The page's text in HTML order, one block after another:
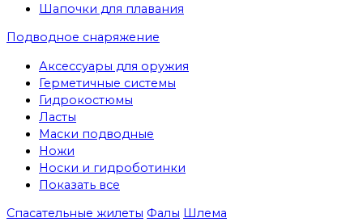
Шапочки для плавания
Подводное снаряжение
Аксессуары для оружия
Герметичные системы
Гидрокостюмы
Ласты
Маски подводные
Ножи
Носки и гидроботинки
Показать все
Спасательные жилеты Фалы Шлема